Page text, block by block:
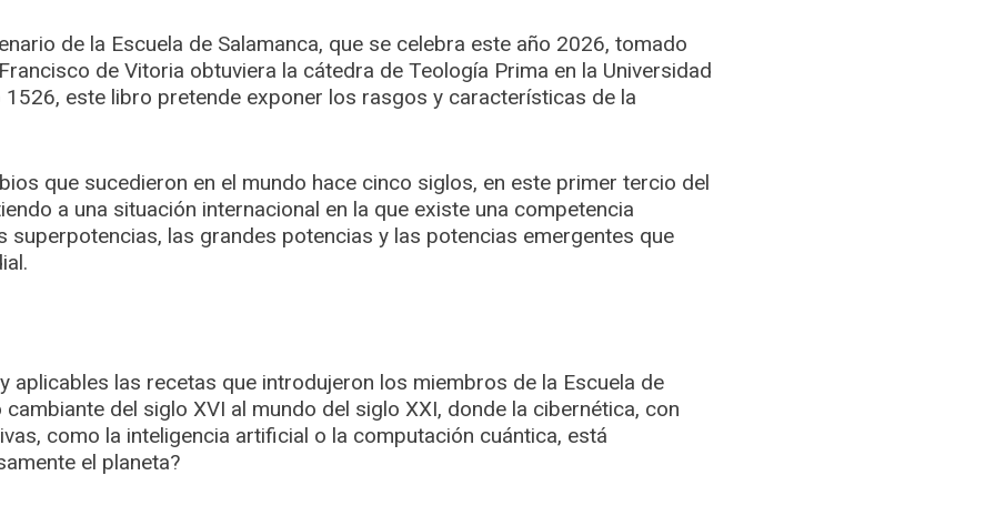
de la Escuela de Salamanca, que se celebra este año 2026, tomado
de Vitoria obtuviera la cátedra de Teología Prima en la Universidad
1526, este libro pretende exponer los rasgos y características de la
que sucedieron en el mundo hace cinco siglos, en este primer tercio del
a una situación internacional en la que existe una competencia
superpotencias, las grandes potencias y las potencias emergentes que
aplicables las recetas que introdujeron los miembros de la Escuela de
cambiante del siglo XVI al mundo del siglo XXI, donde la cibernética, con
como la inteligencia artificial o la computación cuántica, está
el planeta?